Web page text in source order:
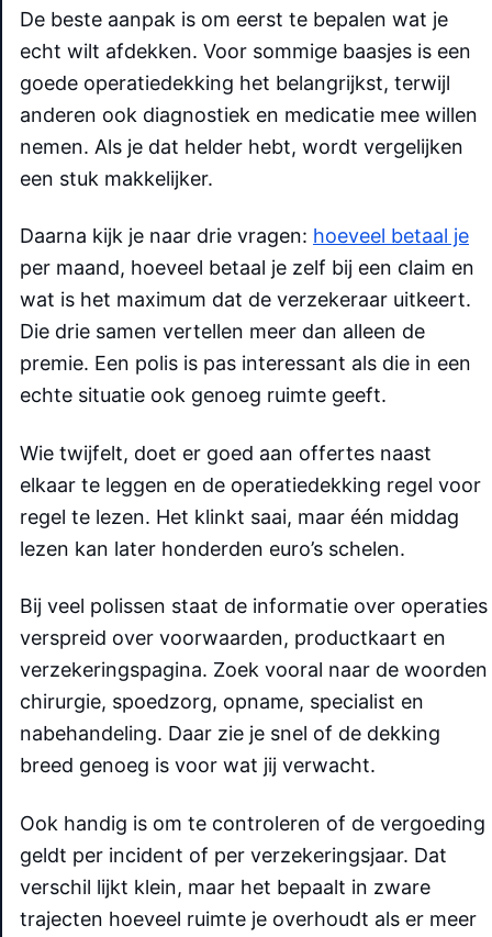
De beste aanpak is om eerst te bepalen wat je
echt wilt afdekken. Voor sommige baasjes is een
goede operatiedekking het belangrijkst, terwijl
anderen ook diagnostiek en medicatie mee willen
nemen. Als je dat helder hebt, wordt vergelijken
een stuk makkelijker.
Daarna kijk je naar drie vragen: hoeveel betaal je
per maand, hoeveel betaal je zelf bij een claim en
wat is het maximum dat de verzekeraar uitkeert.
Die drie samen vertellen meer dan alleen de
premie. Een polis is pas interessant als die in een
echte situatie ook genoeg ruimte geeft.
Wie twijfelt, doet er goed aan offertes naast
elkaar te leggen en de operatiedekking regel voor
regel te lezen. Het klinkt saai, maar één middag
lezen kan later honderden euro’s schelen.
Bij veel polissen staat de informatie over operaties
verspreid over voorwaarden, productkaart en
verzekeringspagina. Zoek vooral naar de woorden
chirurgie, spoedzorg, opname, specialist en
nabehandeling. Daar zie je snel of de dekking
breed genoeg is voor wat jij verwacht.
Ook handig is om te controleren of de vergoeding
geldt per incident of per verzekeringsjaar. Dat
verschil lijkt klein, maar het bepaalt in zware
trajecten hoeveel ruimte je overhoudt als er meer